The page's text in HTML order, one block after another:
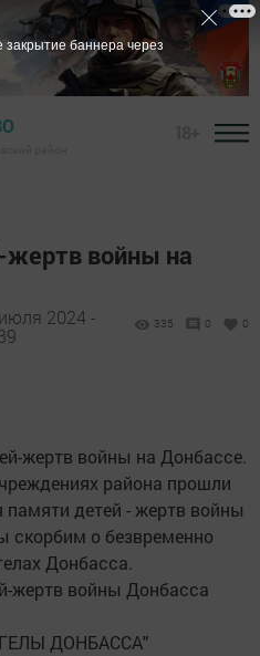
войны на
2024 -
335 0 0
жертв войны на Донбассе.
района прошли
детей - жертв войны
скорбим о безвременно
Донбасса.
жертв войны Донбасса
ДОНБАССА"
закрытие баннера через